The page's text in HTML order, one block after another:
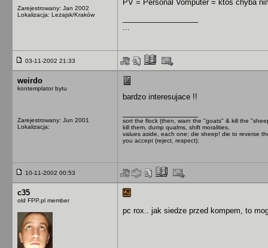
Zarejestrowany: Jan 2002
Lokalizacja: Leżajsk/Kraków
PV = Personal Vomputer = ktos chyba
03-11-2002 21:33
weirdo
kontemplator bytu
Zarejestrowany: Jun 2001
Lokalizacja:
bardzo interesujace !!
sort the flock (then, warn the "goats" & kill the
kill them, dump qualms, shift moralities,
values aside, each one; die sheep! die to reverse
you accept (reject, respect);
10-11-2002 00:53
c35
old FPP.pl member
pc rox.. jak siedze przed kompem, to